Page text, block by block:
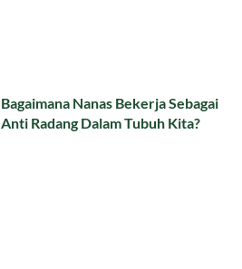
Bagaimana Nanas Bekerja Sebagai
Anti Radang Dalam Tubuh Kita?